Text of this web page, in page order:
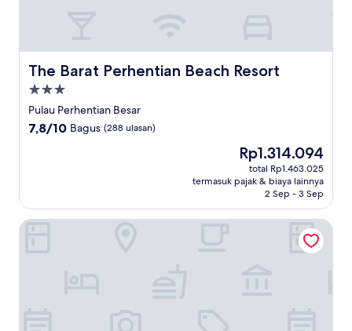
The Barat Perhentian Beach Resort
The Barat Perhentian Beach Resort
Properti
bintang
3.0
Pulau Perhentian Besar
7.8
7,8/10 Bagus (288 ulasan)
Harga
sekarang
Rp1.314.094
Rp1.314.094
total Rp1.463.025
termasuk pajak & biaya lainnya
2 Sep - 3 Sep
Perhentian Island Resort